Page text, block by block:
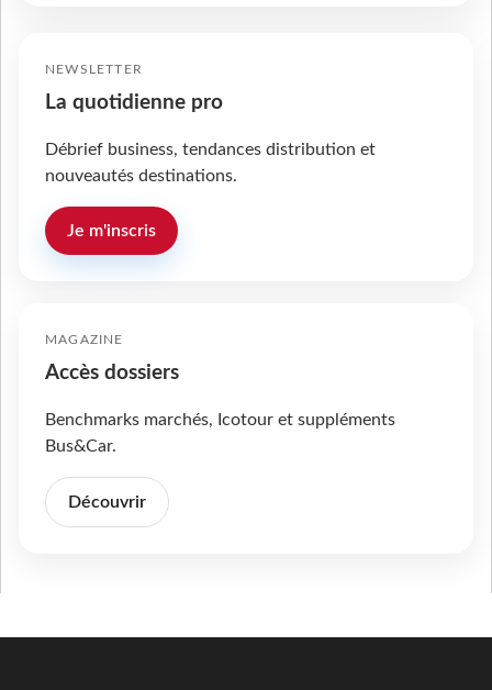
NEWSLETTER
La quotidienne pro
Débrief business, tendances distribution et
nouveautés destinations.
Je m'inscris
MAGAZINE
Accès dossiers
Benchmarks marchés, Icotour et suppléments
Bus&Car.
Découvrir